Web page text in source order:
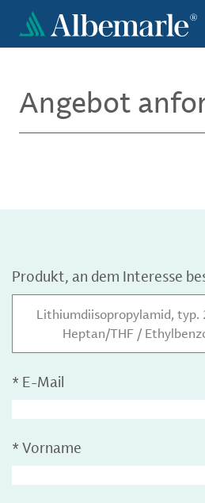
Direkt
zum
Inhalt
Angebot
Produkt, an dem Interesse
Lithiumdiisopropylamid, typ.
Heptan/THF /
* E-Mail
* Vorname